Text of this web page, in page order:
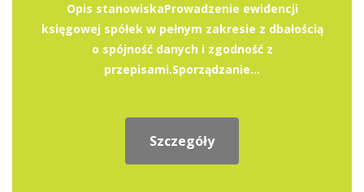
Opis stanowiskaProwadzenie ewidencji
księgowej spółek w pełnym zakresie z dbałością
o spójność danych i zgodność z
przepisami.Sporządzanie...
Szczegóły